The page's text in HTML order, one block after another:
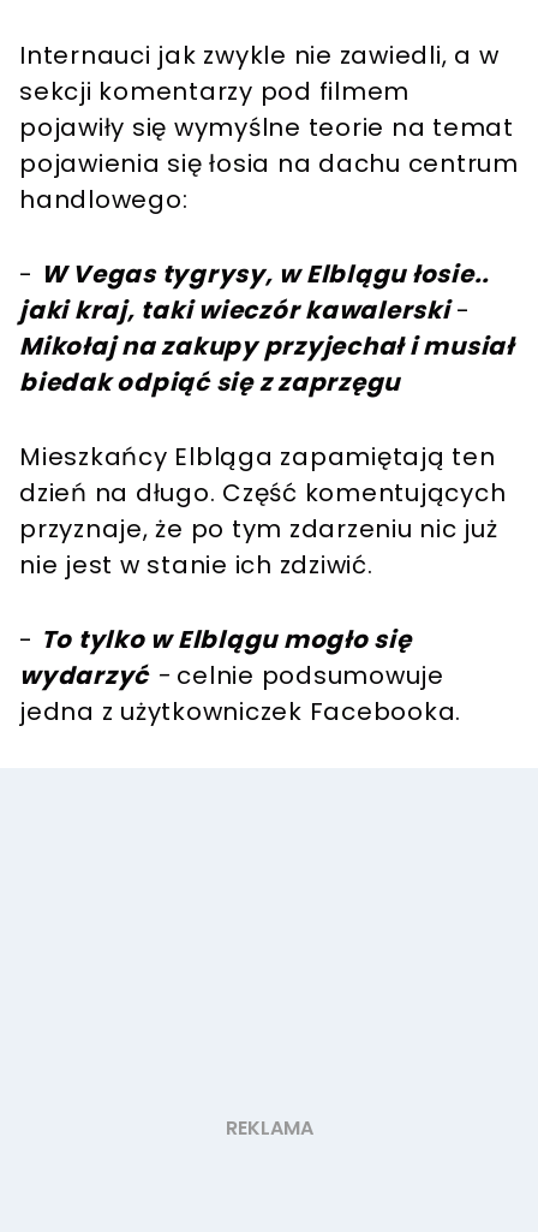
Internauci jak zwykle nie zawiedli, a w
sekcji komentarzy pod filmem
pojawiły się wymyślne teorie na temat
pojawienia się łosia na dachu centrum
handlowego:
- W Vegas tygrysy, w Elblągu łosie..
jaki kraj, taki wieczór kawalerski-
Mikołaj na zakupy przyjechał i musiał
biedak odpiąć się z zaprzęgu
Mieszkańcy Elbląga zapamiętają ten
dzień na długo. Część komentujących
przyznaje, że po tym zdarzeniu nic już
nie jest w stanie ich zdziwić.
- To tylko w Elblągu mogło się
wydarzyć- celnie podsumowuje
jedna z użytkowniczek Facebooka.